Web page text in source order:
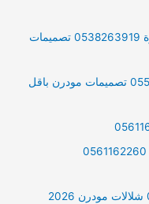
افضل شركة تنسيق حدائق بالمدينة المنورة 0538263919 تصميمات
شركة تصميم شلالات بالاحساء 0557534995 تصميمات مودرن باقل
شركة نقل عفش من الدمام الى الامارات 0561162260